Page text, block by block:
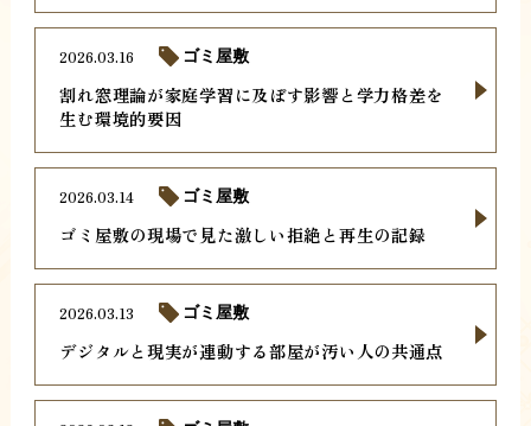
割れ窓理論が家庭学習に及ぼす影響と学力格差を
生む環境的要因
2026.03.16 ゴミ屋敷
ゴミ屋敷の現場で見た激しい拒絶と再生の記録
2026.03.14 ゴミ屋敷
デジタルと現実が連動する部屋が汚い人の共通点
2026.03.13 ゴミ屋敷